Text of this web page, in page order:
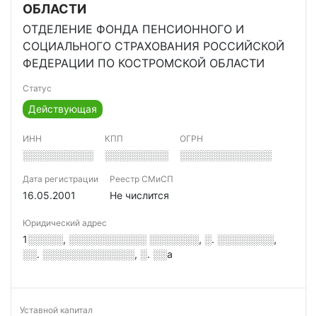
ОБЛАСТИ
ОТДЕЛЕНИЕ ФОНДА ПЕНСИОННОГО И
СОЦИАЛЬНОГО СТРАХОВАНИЯ РОССИЙСКОЙ
ФЕДЕРАЦИИ ПО КОСТРОМСКОЙ ОБЛАСТИ
Статус
Действующая
ИНН
░░░░░░░░░░
КПП
░░░░░░░░░
ОГРН
░░░░░░░░░░░░░
Дата регистрации
16.05.2001
Реестр СМиСП
Не числится
Юридический адрес
1░░░░░, ░░░░░░░░░░░ ░░░░░░░, ░. ░░░░░░░░,
░░. ░░░░░░░░░░░░░, ░. ░░а
Уставной капитал